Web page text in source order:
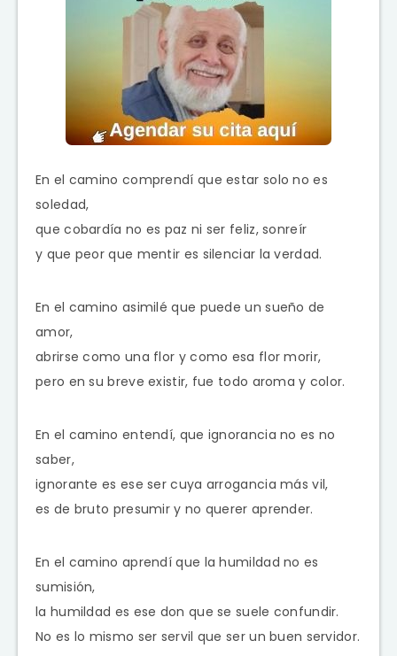
En el camino comprendí que estar solo no es
soledad,
que cobardía no es paz ni ser feliz, sonreír
y que peor que mentir es silenciar la verdad.
En el camino asimilé que puede un sueño de
amor,
abrirse como una flor y como esa flor morir,
pero en su breve existir, fue todo aroma y color.
En el camino entendí, que ignorancia no es no
saber,
ignorante es ese ser cuya arrogancia más vil,
es de bruto presumir y no querer aprender.
En el camino aprendí que la humildad no es
sumisión,
la humildad es ese don que se suele confundir.
No es lo mismo ser servil que ser un buen servidor.